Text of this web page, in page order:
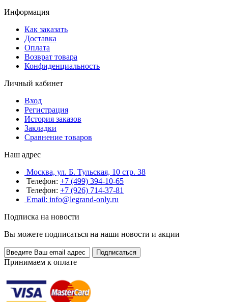
Информация
Как заказать
Доставка
Оплата
Возврат товара
Конфиденциальность
Личный кабинет
Вход
Регистрация
История заказов
Закладки
Сравнение товаров
Наш адрес
Москва, ул. Б. Тульская, 10 стр. 38
Телефон: +7 (499) 394-10-65
Телефон: +7 (926) 714-37-81
Email: info@legrand-only.ru
Подписка на новости
Вы можете подписаться на наши новости и акции
Принимаем к оплате